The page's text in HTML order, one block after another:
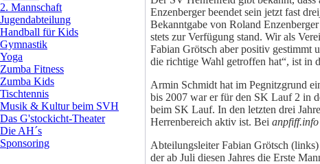
2. Mannschaft
Jugendabteilung
Handball für Kids
Gymnastik
Yoga
Zumba Fitness
Zumba Kids
Tischtennis
Musik & Kultur beim SVH
Das G'stockicht-Theater
Die AH´s
Sponsoring
Enzenberger beendet sein jetzt fast
Bekanntgabe von Roland
stets zur Verfügung stand. Wir als
Fabian Grötsch aber positiv gestimmt
die richtige Wahl getroffen hat“, ist in
Armin Schmidt hat im Pegnitzgrund
bis 2007 war er für den SK Lauf 2 in
beim SK Lauf. In den letzten drei
Herrenbereich aktiv ist. Bei anpfiff.info
Abteilungsleiter Fabian Grötsch
der ab Juli diesen Jahres die Erste